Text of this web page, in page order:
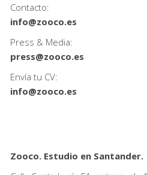
Contacto:
info@zooco.es
Press & Media:
press@zooco.es
Envía tu CV:
info@zooco.es
Zooco. Estudio en Santander.